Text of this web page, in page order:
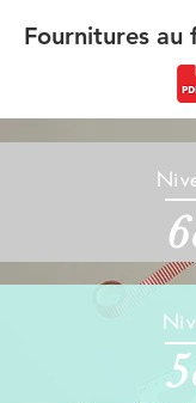
Fournitures au